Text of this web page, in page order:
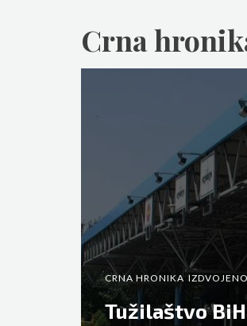
Crna
CRNA HRONIKA IZDVOJENO
Tužilaštvo